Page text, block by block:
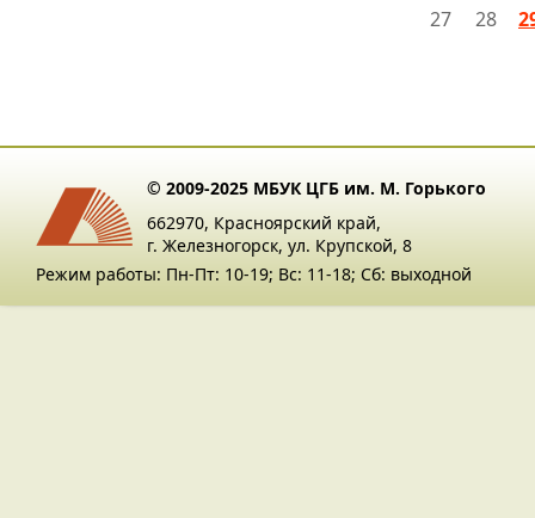
27
28
© 2009-2025 МБУК ЦГБ им. М. Горького
662970, Красноярский край,
г. Железногорск, ул. Крупской, 8
Режим работы: Пн-Пт: 10-19; Вс: 11-18; Сб: выходной